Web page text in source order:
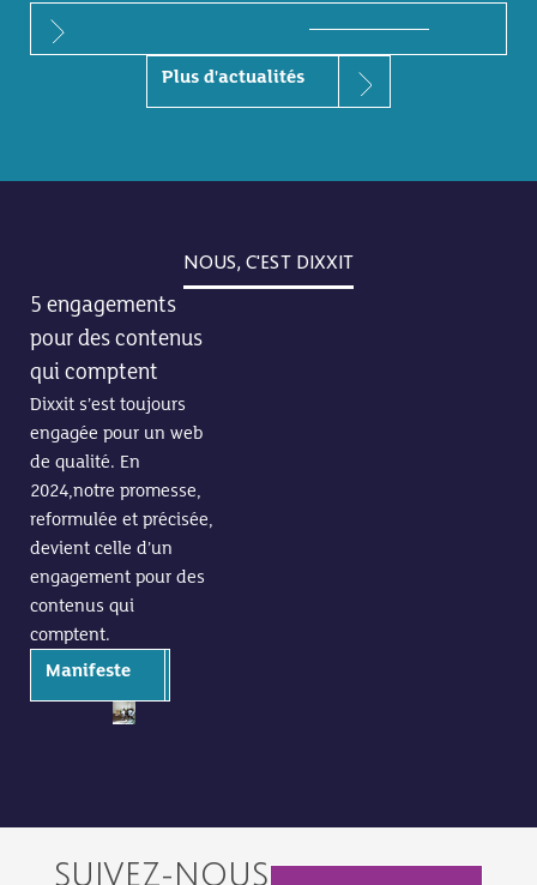
Plus d'actualités
NOUS, C'EST DIXXIT
5 engagements
pour des contenus
qui comptent
Dixxit s’est toujours
engagée pour un web
de qualité. En
2024,notre promesse,
reformulée et précisée,
devient celle d’un
engagement pour des
contenus qui
comptent.
Manifeste
SUIVEZ-NOUS